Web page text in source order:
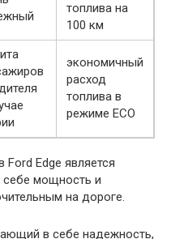
топлива на
100 км
экономичный
расход
топлива в
режиме ECO
Edge является
себе мощность и
на дороге.
в себе надежность,